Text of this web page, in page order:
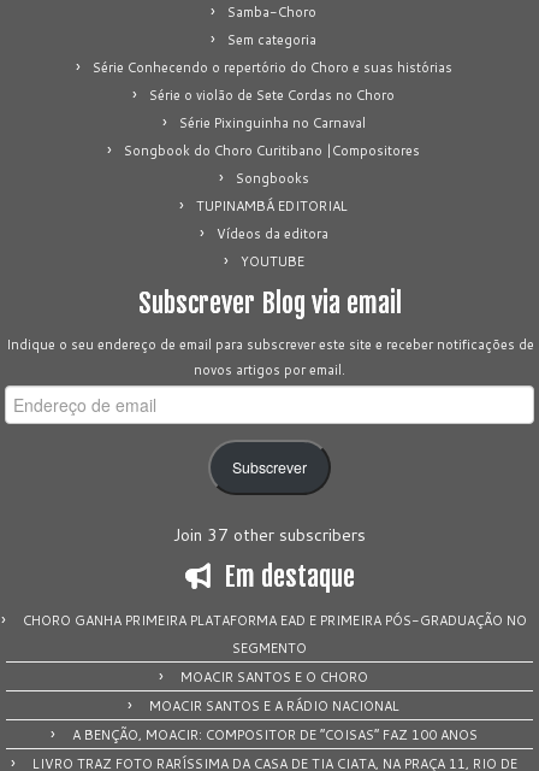
Samba-Choro
Sem categoria
Série Conhecendo o repertório do Choro e suas histórias
Série o violão de Sete Cordas no Choro
Série Pixinguinha no Carnaval
Songbook do Choro Curitibano |Compositores
Songbooks
TUPINAMBÁ EDITORIAL
Vídeos da editora
YOUTUBE
Subscrever Blog via email
Indique o seu endereço de email para subscrever este site e receber notificações de
novos artigos por email.
Endereço
de
Subscrever
Join 37 other subscribers
Em destaque
CHORO GANHA PRIMEIRA PLATAFORMA EAD E PRIMEIRA PÓS-GRADUAÇÃO NO
SEGMENTO
MOACIR SANTOS E O CHORO
MOACIR SANTOS E A RÁDIO NACIONAL
A BENÇÃO, MOACIR: COMPOSITOR DE “COISAS” FAZ 100 ANOS
LIVRO TRAZ FOTO RARÍSSIMA DA CASA DE TIA CIATA, NA PRAÇA 11, RIO DE